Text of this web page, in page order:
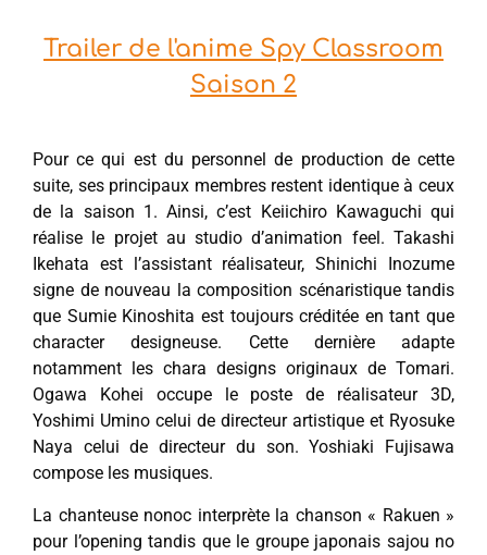
Trailer de l'anime Spy Classroom
Saison 2
Pour ce qui est du personnel de production de cette
suite, ses principaux membres restent identique à ceux
de la saison 1. Ainsi, c’est Keiichiro Kawaguchi qui
réalise le projet au studio d’animation feel. Takashi
Ikehata est l’assistant réalisateur, Shinichi Inozume
signe de nouveau la composition scénaristique tandis
que Sumie Kinoshita est toujours créditée en tant que
character designeuse. Cette dernière adapte
notamment les chara designs originaux de Tomari.
Ogawa Kohei occupe le poste de réalisateur 3D,
Yoshimi Umino celui de directeur artistique et Ryosuke
Naya celui de directeur du son. Yoshiaki Fujisawa
compose les musiques.
La chanteuse nonoc interprète la chanson « Rakuen »
pour l’opening tandis que le groupe japonais sajou no